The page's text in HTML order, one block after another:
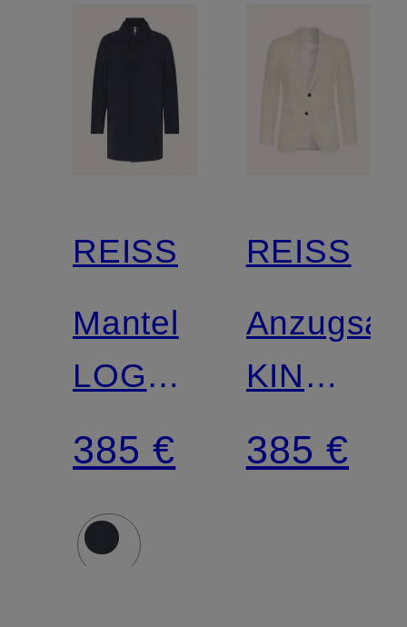
REISS
Mantel
LOGAN
mit
herausnehmbarer
Blende
385 €
REISS
KIN
Slim Fit
aus
385 €